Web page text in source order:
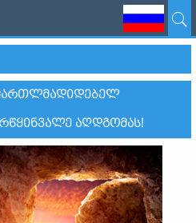
ᲐᲦᲓᲒᲝᲛᲐᲡ!